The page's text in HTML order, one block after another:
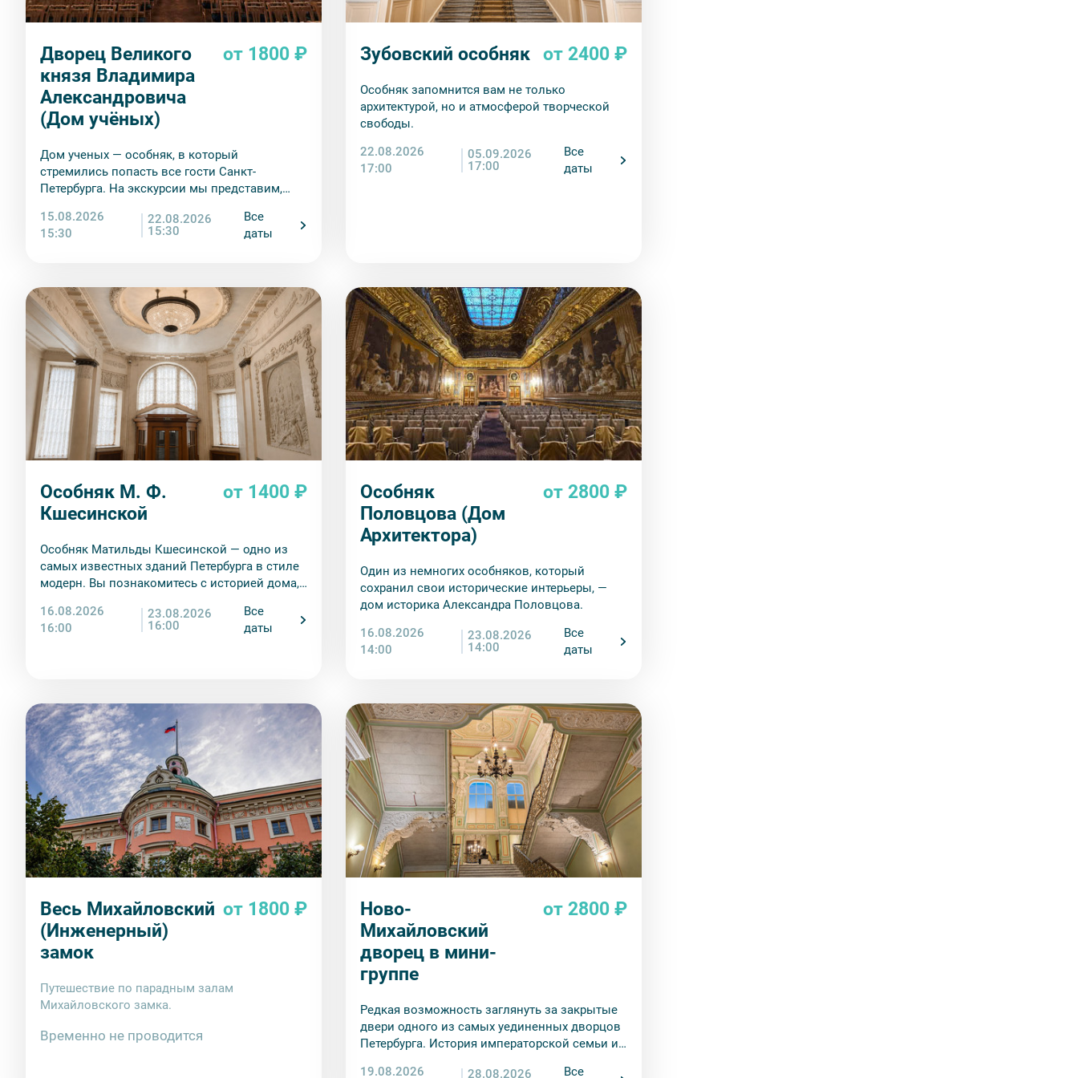
Вы также можете ближе познакомиться с нами в разделе “О компании”.
если экскурсионная программа отменяется по инициативе экскурсионного объекта. В случае
8. На ряд экскурсий туроператор предоставляет в аренду аудиооборудование. Ответственность за
сохранность оборудования во время проведения экскурсионной программы возлагается на
экскурсанта. В случае утери или порчи оборудования экскурсант обязан возместить полную
стоимость комплекта в размере 5500 руб. 00 коп.
Дворец Великого
князя Владимира
Александровича
(Дом учёных)
от 1800 ₽
Дом ученых — особняк, в который
стремились попасть все гости Санкт-
Петербурга. На экскурсии мы представим,
парадных залах
15.08.2026
15:30
22.08.2026
15:30
Все
даты
Зубовский особняк от 2400 ₽
Особняк запомнится вам не только
архитектурой, но и атмосферой творческой
свободы.
22.08.2026
17:00
05.09.2026
17:00
Все
даты
Особняк М. Ф.
Кшесинской
от 1400 ₽
Особняк Матильды Кшесинской — одно из
самых известных зданий Петербурга в стиле
модерн. Вы познакомитесь с историей дома,
Матильды Кшесинской. Узнаете, какие
отношения ее связывали с мужчинами дома
16.08.2026
16:00
23.08.2026
16:00
Все
даты
Особняк
Половцова (Дом
Архитектора)
от 2800 ₽
Один из немногих особняков, который
сохранил свои исторические интерьеры, —
дом историка Александра Половцова.
16.08.2026
14:00
23.08.2026
14:00
Все
даты
Весь Михайловский
(Инженерный)
замок
от 1800 ₽
Путешествие по парадным залам
Михайловского замка.
Временно не проводится
Ново-
Михайловский
дворец в мини-
группе
от 2800 ₽
Редкая возможность заглянуть за закрытые
двери одного из самых уединенных дворцов
Петербурга. История императорской семьи и
19.08.2026 28.08.2026 Все